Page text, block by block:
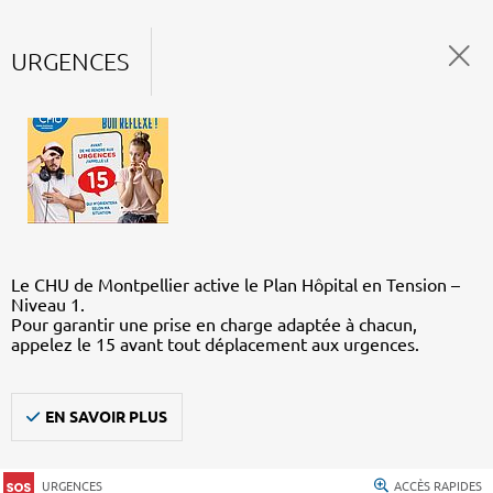
URGENCES
Le CHU de Montpellier active le Plan Hôpital en Tension –
Niveau 1.
Pour garantir une prise en charge adaptée à chacun,
appelez le 15 avant tout déplacement aux urgences.
EN SAVOIR PLUS
URGENCES ACCÈS RAPIDES